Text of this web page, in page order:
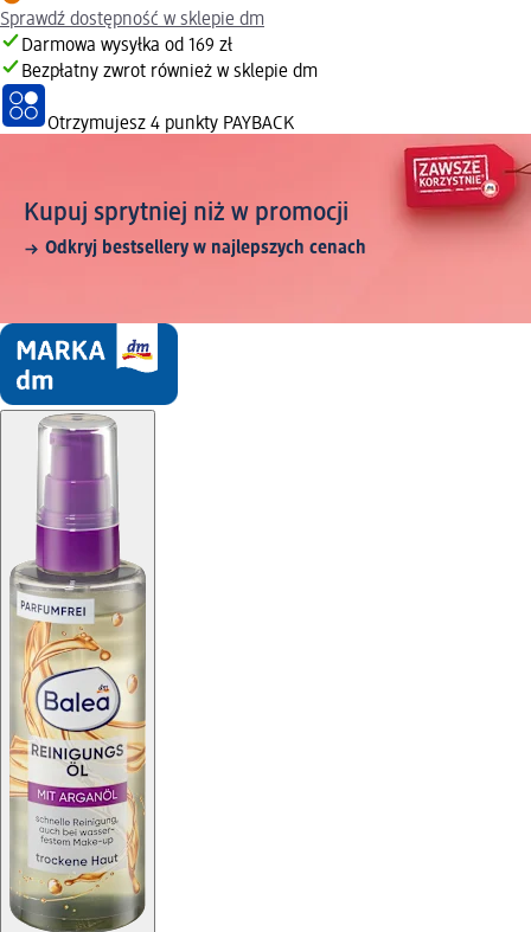
Sprawdź dostępność w sklepie dm
Darmowa wysyłka od 169 zł
Bezpłatny zwrot również w sklepie dm
Otrzymujesz 4 punkty PAYBACK
Kupuj sprytniej niż w promocji
Odkryj bestsellery w najlepszych cenach